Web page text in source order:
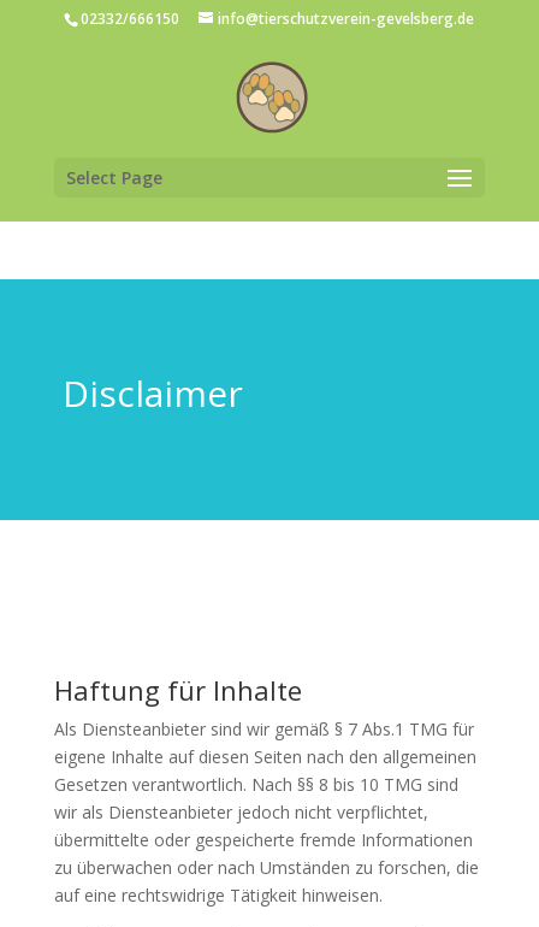
02332/666150 info@tierschutzverein-gevelsberg.de
Select Page
Disclaimer
Haftung für Inhalte
Als Diensteanbieter sind wir gemäß § 7 Abs.1 TMG für
eigene Inhalte auf diesen Seiten nach den allgemeinen
Gesetzen verantwortlich. Nach §§ 8 bis 10 TMG sind
wir als Diensteanbieter jedoch nicht verpflichtet,
übermittelte oder gespeicherte fremde Informationen
zu überwachen oder nach Umständen zu forschen, die
auf eine rechtswidrige Tätigkeit hinweisen.